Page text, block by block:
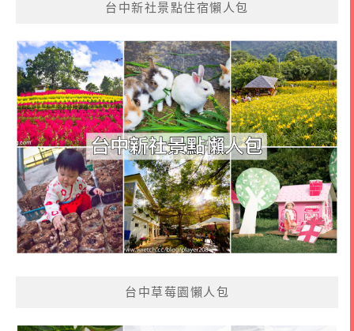
台中新社景點住宿懶人包
台中草莓園懶人包